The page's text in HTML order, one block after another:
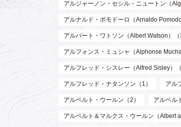
アルジャーノン・セシル・ニュートン（
アルナルド・ポモドーロ（Arnaldo
アルバート・ワトソン（Albert Watson）（
アルフォンス・ミュシャ（Alphonse
アルフレッド・シスレー（Alfred Sisley）（
アルフレッド・ナタンソン（1） アル
アルベルト・ウールン（2） アルベル
アルベルト＆マルクス・ウールン（Albert